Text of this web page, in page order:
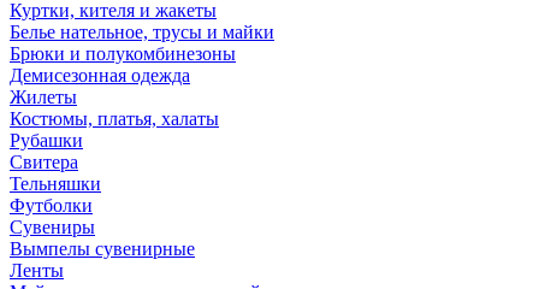
Куртки, кителя и жакеты
Белье нательное, трусы и майки
Брюки и полукомбинезоны
Демисезонная одежда
Жилеты
Костюмы, платья, халаты
Рубашки
Свитера
Тельняшки
Футболки
Сувениры
Вымпелы сувенирные
Ленты